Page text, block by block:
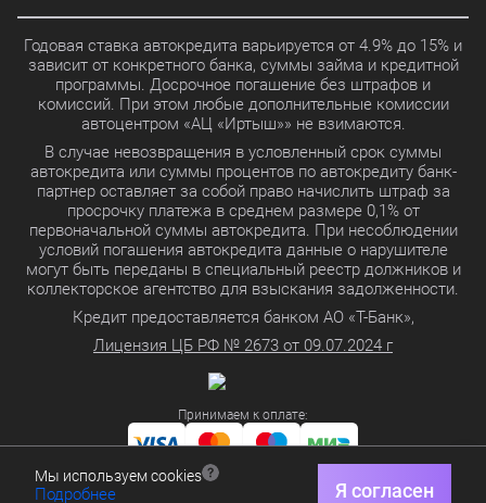
Годовая ставка автокредита варьируется от 4.9% до 15% и
зависит от конкретного банка, суммы займа и кредитной
программы. Досрочное погашение без штрафов и
комиссий. При этом любые дополнительные комиссии
автоцентром «АЦ «Иртыш»» не взимаются.
В случае невозвращения в условленный срок суммы
автокредита или суммы процентов по автокредиту банк-
партнер оставляет за собой право начислить штраф за
просрочку платежа в среднем размере 0,1% от
первоначальной суммы автокредита. При несоблюдении
условий погашения автокредита данные о нарушителе
могут быть переданы в специальный реестр должников и
коллекторское агентство для взыскания задолженности.
Кредит предоставляется банком АО «Т-Банк»,
Лицензия ЦБ РФ № 2673 от 09.07.2024 г
Принимаем к оплате:
Политика в отношении обработки персональных данных
Мы используем cookies
Подробнее Я согласен